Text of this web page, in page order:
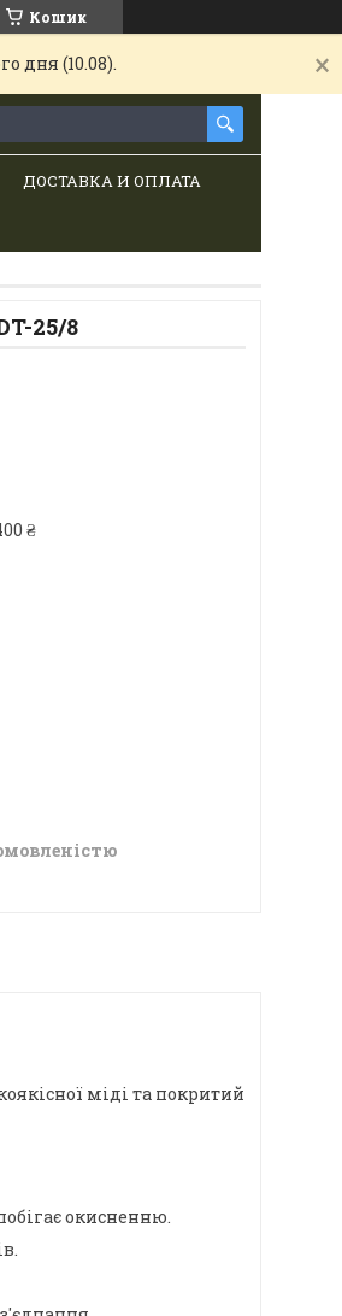
Кошик
дня (10.08).
ДОСТАВКА И ОПЛАТА
25/8
₴
міді та покритий
окисненню.